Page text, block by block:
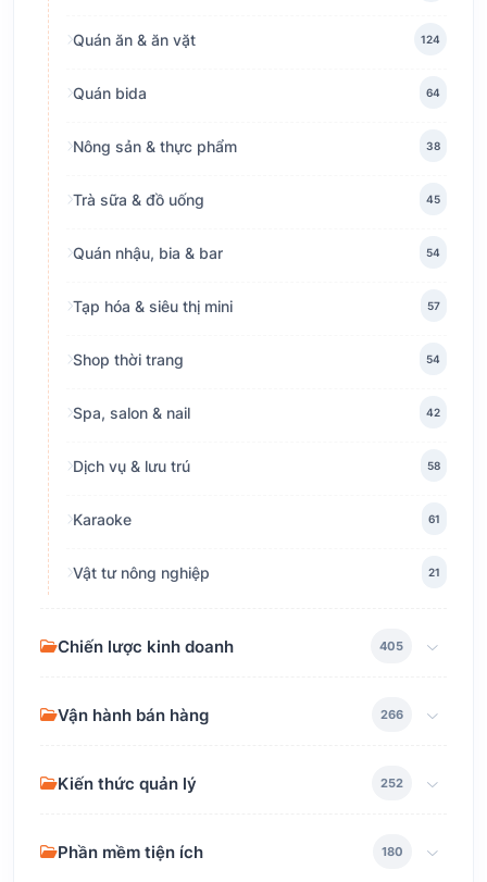
Quán ăn & ăn vặt 124
Quán bida 64
Nông sản & thực phẩm 38
Trà sữa & đồ uống 45
Quán nhậu, bia & bar 54
Tạp hóa & siêu thị mini 57
Shop thời trang 54
Spa, salon & nail 42
Dịch vụ & lưu trú 58
Karaoke 61
Vật tư nông nghiệp 21
Chiến lược kinh doanh 405
Vận hành bán hàng 266
Kiến thức quản lý 252
Phần mềm tiện ích 180